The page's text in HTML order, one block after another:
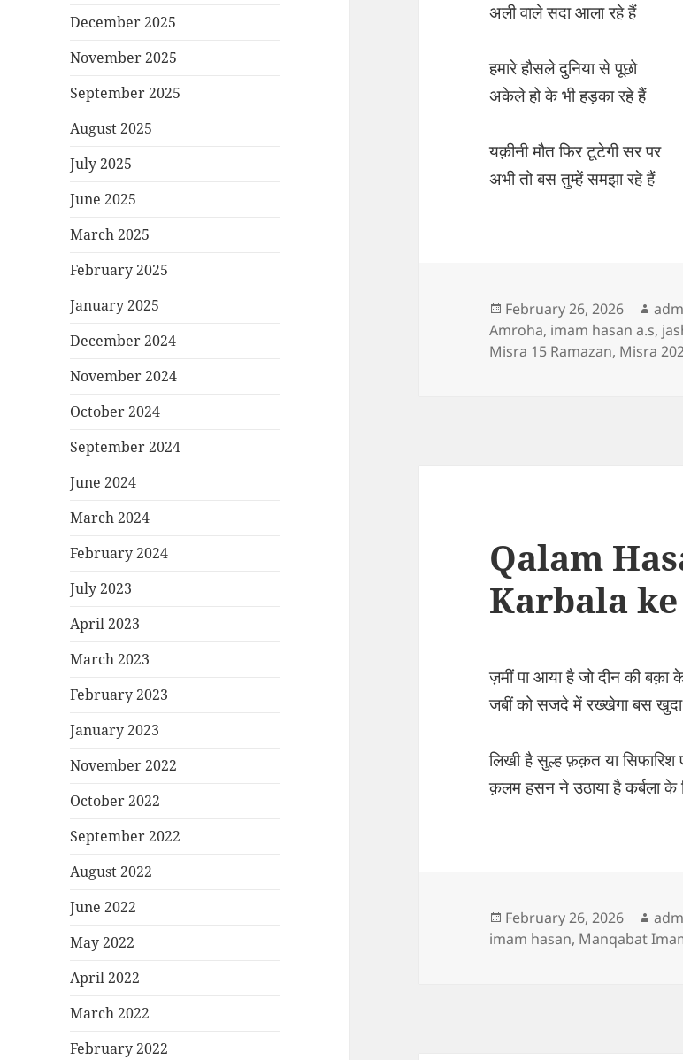
December 2025
November 2025
September 2025
August 2025
July 2025
June 2025
March 2025
February 2025
January 2025
December 2024
November 2024
October 2024
September 2024
June 2024
March 2024
February 2024
July 2023
April 2023
March 2023
February 2023
January 2023
November 2022
October 2022
September 2022
August 2022
June 2022
May 2022
April 2022
March 2022
February 2022
अली वाले सदा आला रहे हैं
हमारे हौसले दुनिया से पूछो
अकेले हो के भी हड़का रहे हैं
यक़ीनी मौत फिर टूटेगी सर पर
अभी तो बस तुम्हें समझा रहे हैं
Posted
on
February 26, 2026
Amroha, imam hasan a.s,
Misra 15 Ramazan, Misra
Qalam
Karbala
ज़मीं पा आया है जो दीन की बक़ा
जबीं को सजदे में रख्खेगा बस
लिखी है सुल्ह फ़क़त या सिफारिश
क़लम हसन ने उठाया है कर्बला के
Posted
on
February 26, 2026
imam hasan, Manqabat